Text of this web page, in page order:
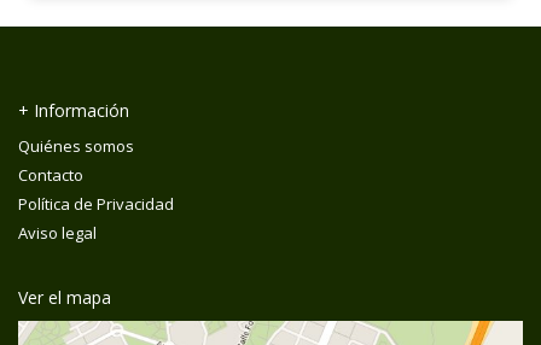
+ Información
Quiénes somos
Contacto
Política de Privacidad
Aviso legal
Ver el mapa